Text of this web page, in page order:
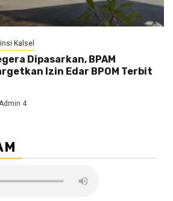
Kalsel
Dipasarkan, BPAM
Izin Edar BPOM Terbit
4